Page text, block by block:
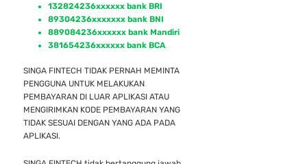
132824236xxxxxx bank BRI
89304236xxxxxxx bank BNI
889084236xxxxxx bank Mandiri
381654236xxxxxx bank BCA
SINGA FINTECH TIDAK PERNAH MEMINTA
PENGGUNA UNTUK MELAKUKAN
PEMBAYARAN DI LUAR APLIKASI ATAU
MENGIRIMKAN KODE PEMBAYARAN YANG
TIDAK SESUAI DENGAN YANG ADA PADA
APLIKASI.